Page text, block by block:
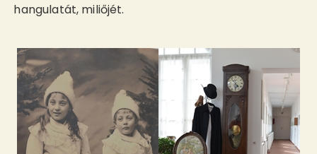
hangulatát, miliőjét.